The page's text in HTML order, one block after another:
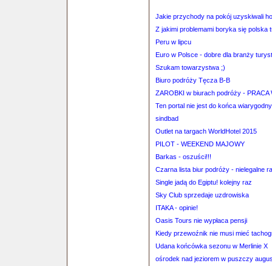
Jakie przychody na pokój uzyskiwali
Z jakimi problemami boryka się polska
Peru w lipcu
Euro w Polsce - dobre dla branży
Szukam towarzystwa ;)
Biuro podróży Tęcza B-B
ZAROBKI w biurach podróży - PRACA
Ten portal nie jest do końca wiarygodny
sindbad
Outlet na targach WorldHotel 2015
PILOT - WEEKEND MAJOWY
Barkas - oszuści!!!
Czarna lista biur podróży - nielegalne
Single jadą do Egiptu! kolejny raz
Sky Club sprzedaje uzdrowiska
ITAKA - opinie!
Oasis Tours nie wypłaca pensji
Kiedy przewoźnik nie musi mieć
Udana końcówka sezonu w Merlinie X
ośrodek nad jeziorem w puszczy